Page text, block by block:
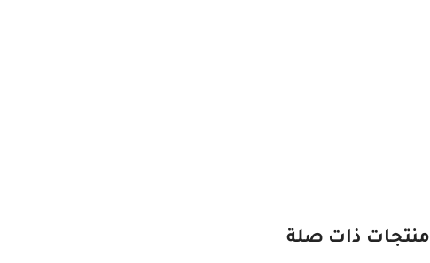
منتجات ذات صلة